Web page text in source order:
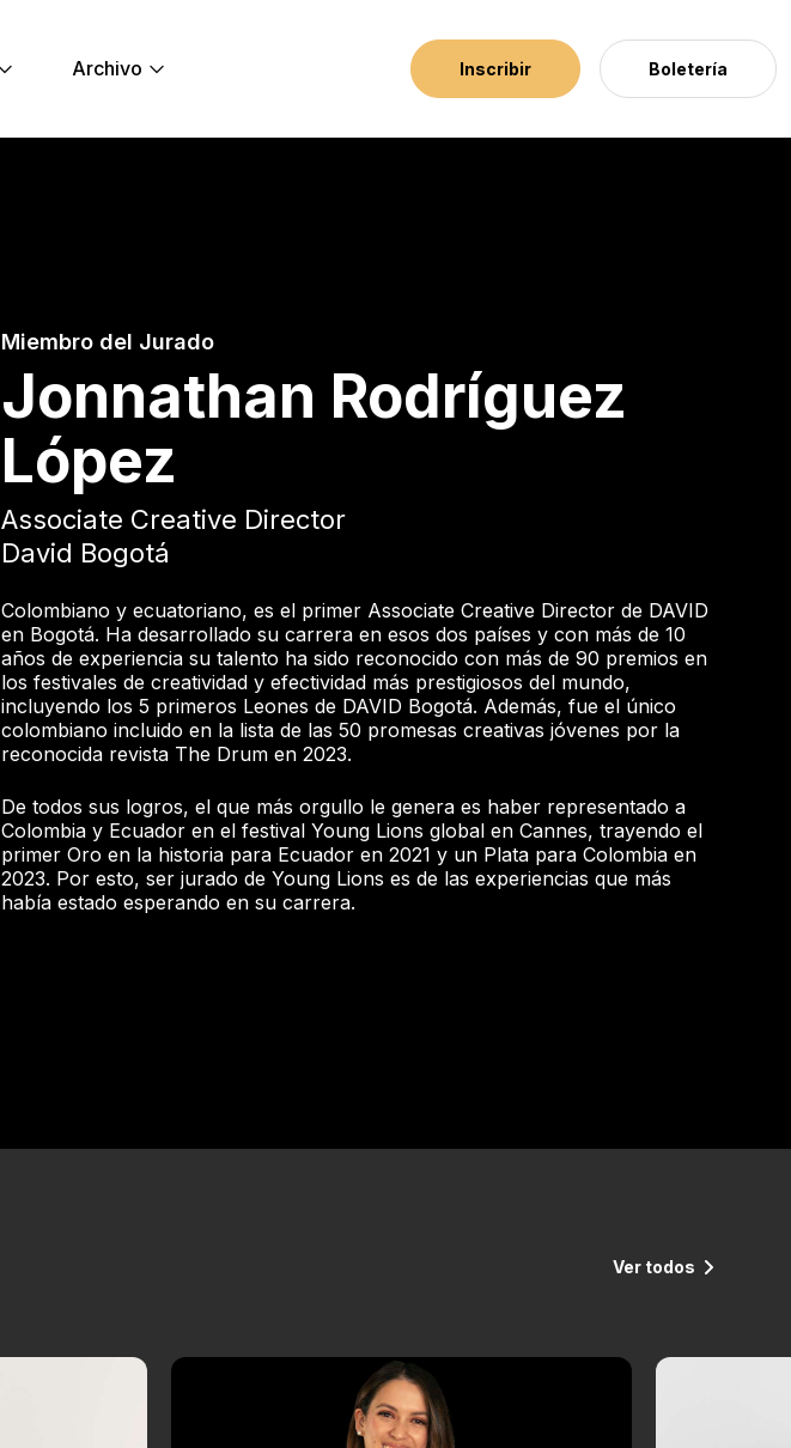
Archivo Inscribir Boletería
Miembro del Jurado
Jonnathan Rodríguez
López
Associate Creative Director
David Bogotá
Colombiano y ecuatoriano, es el primer Associate Creative Director de DAVID
en Bogotá. Ha desarrollado su carrera en esos dos países y con más de 10
años de experiencia su talento ha sido reconocido con más de 90 premios en
los festivales de creatividad y efectividad más prestigiosos del mundo,
incluyendo los 5 primeros Leones de DAVID Bogotá. Además, fue el único
colombiano incluido en la lista de las 50 promesas creativas jóvenes por la
reconocida revista The Drum en 2023.
De todos sus logros, el que más orgullo le genera es haber representado a
Colombia y Ecuador en el festival Young Lions global en Cannes, trayendo el
primer Oro en la historia para Ecuador en 2021 y un Plata para Colombia en
2023. Por esto, ser jurado de Young Lions es de las experiencias que más
había estado esperando en su carrera.
Ver todos